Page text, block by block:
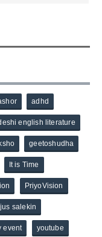
adhd
english literature
geetoshudha
It is Time
PriyoVision
salekin
event youtube